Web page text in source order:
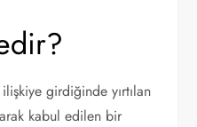
ilişkiye girdiğinde yırtılan
kabul edilen bir